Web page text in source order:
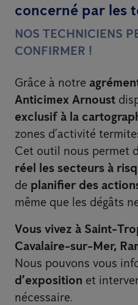
concerné par les
NOS TECHNICIENS
CONFIRMER !
Grâce à notre
Anticimex Arnoust
exclusif à la
zones d’activité
Cet outil nous permet
réel les secteurs à
de planifier des
même que les dégâts
Vous vivez à Saint-
Cavalaire-sur-Mer,
Nous pouvons vous
d’exposition et
nécessaire.